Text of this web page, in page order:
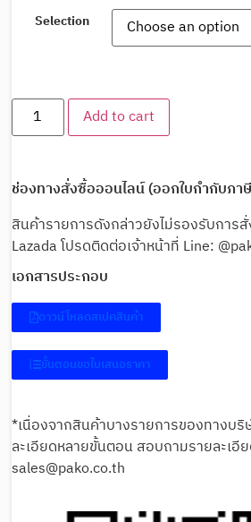
Selection
Add to cart
ช่องทางสั่งซื้อออนไลน์ (ออกใบกำกับภา
สินค้ารายการดังกล่าวยังไม่รองรับการ
Lazada โปรดติดต่อเจ้าหน้าที่ Line:
เอกสารประกอบ
ดาวน์โหลดสเปคสินค้า
ขั้นตอนขอใบเสนอราคา
*เนื่องจากสินค้าบางรายการของทางบริ
ละเอียดหลายขั้นตอน สอบถามรายละเอี
sales@pako.co.th